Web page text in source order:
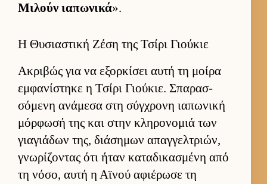
Μιλούν ια­πωνικά».
Η Θυσιαστική Ζέση της Τσίρι Γιούκιε
Ακριβώς για να εξορ­κίσει αυτή τη μοίρα
εμ­φανίστηκε η Τσίρι Γιού­κιε. Σπαρασ­
σόμενη ανάμεσα στη σύγ­χρονη ια­πωνική
μόρ­φωσή της και στην κληρονομιά των
για­γιάδων της, διάσημων απαγ­γελ­τριών,
γνωρίζοντας ότι ήταν καταδικασμένη από
τη νόσο, αυτή η Αϊνού αφιέρωσε τη